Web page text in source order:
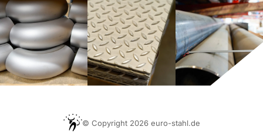
© Copyright 2026 euro-stahl.de